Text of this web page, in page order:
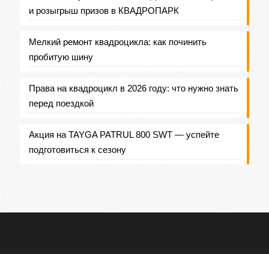
и розыгрыш призов в КВАДРОПАРК
Мелкий ремонт квадроцикла: как починить
пробитую шину
Права на квадроцикл в 2026 году: что нужно знать
перед поездкой
Акция на TAYGA PATRUL 800 SWT — успейте
подготовиться к сезону